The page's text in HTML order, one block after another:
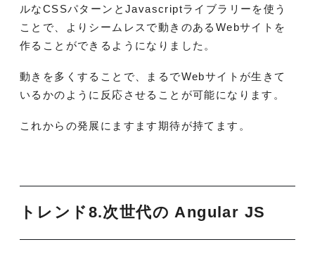
ルなCSSパターンとJavascriptライブラリーを使う
ことで、よりシームレスで動きのあるWebサイトを
作ることができるようになりました。
動きを多くすることで、まるでWebサイトが生きて
いるかのように反応させることが可能になります。
これからの発展にますます期待が持てます。
トレンド8.次世代の Angular JS